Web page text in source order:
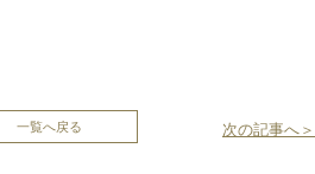
次の記事へ＞
一覧へ戻る